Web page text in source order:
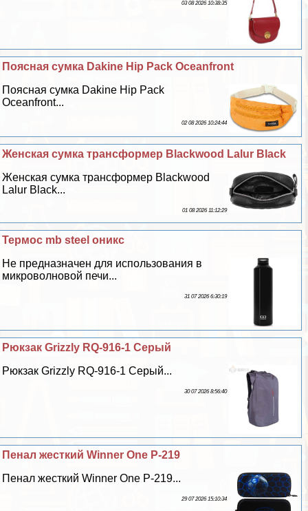
03 08 2026 10:38:35
Поясная сумка Dakine Hip Pack Oceanfront
Поясная сумка Dakine Hip Pack
Oceanfront...
02 08 2026 10:24:44
Женская сумка трaнcформер Blackwood Lalur Black
Женская сумка трaнcформер Blackwood
Lalur Black...
01 08 2026 11:12:29
Термос mb steel оникс
Не предназначен для использования в
микроволновой печи...
31 07 2026 6:30:19
Рюкзак Grizzly RQ-916-1 Серый
Рюкзак Grizzly RQ-916-1 Серый...
30 07 2026 8:56:40
Пенал жесткий Winner One P-219
Пенал жесткий Winner One P-219...
29 07 2026 15:10:34